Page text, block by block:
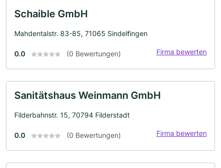
Schaible GmbH
Mahdentalstr. 83-85, 71065 Sindelfingen
0.0 (0 Bewertungen) Firma bewerten
Sanitätshaus Weinmann GmbH
Filderbahnstr. 15, 70794 Filderstadt
0.0 (0 Bewertungen) Firma bewerten